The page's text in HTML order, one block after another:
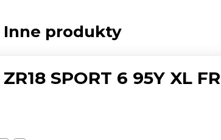
Inne produkty
SPORT 6 95Y XL FR